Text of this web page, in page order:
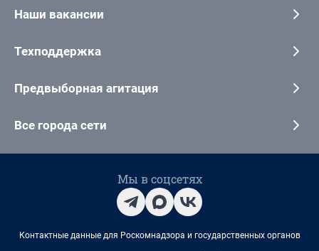
Наши вакансии
Техподдержка
Предвыборная агитация
Все города сети
Мы в соцсетях
Контактные данные для Роскомнадзора и государственных органов